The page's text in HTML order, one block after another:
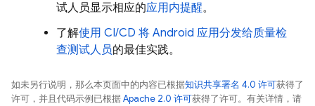
试人员显示相应的应用内提醒。
了解使用 CI/CD 将 Android 应用分发给质量检
查测试人员的最佳实践。
如未另行说明，那么本页面中的内容已根据知识共享署名 4.0 许可获得了
许可，并且代码示例已根据Apache 2.0 许可获得了许可。有关详情，请